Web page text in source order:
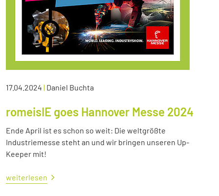
17.04.2024 | Daniel Buchta
romeisIE goes Hannover Messe 2024
Ende April ist es schon so weit: Die weltgrößte
Industriemesse steht an und wir bringen unseren Up-
Keeper mit!
weiterlesen